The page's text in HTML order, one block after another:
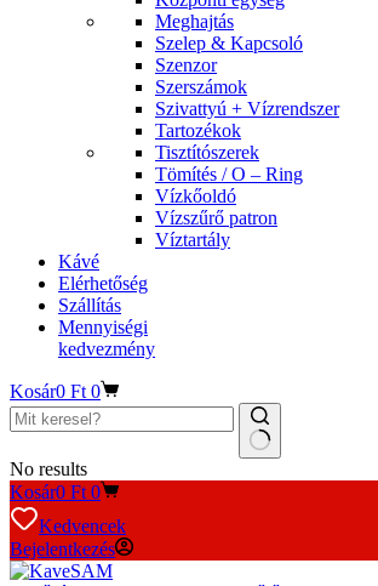
Meghajtás
Szelep & Kapcsoló
Szenzor
Szerszámok
Szivattyú + Vízrendszer
Tartozékok
Tisztítószerek
Tömítés / O – Ring
Vízkőoldó
Vízszűrő patron
Víztartály
Kávé
Elérhetőség
Szállítás
Mennyiségi
kedvezmény
Kosár0 Ft 0
No results
Kosár0 Ft 0
Kedvencek
Bejelentkezés